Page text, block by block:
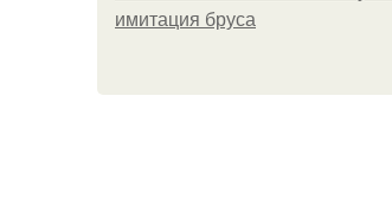
имитация бруса